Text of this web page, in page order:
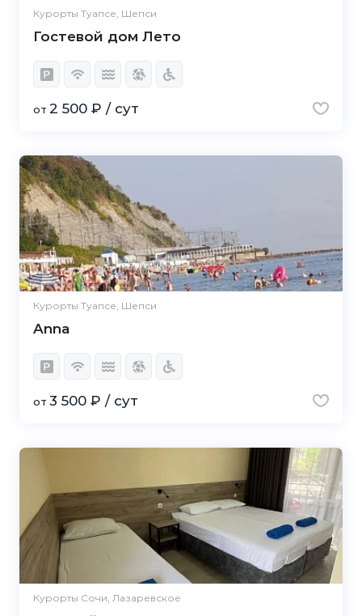
Курорты Туапсе, Шепси
Гостевой дом Лето
от 2 500 ₽ / сут
Курорты Туапсе, Шепси
Anna
от 3 500 ₽ / сут
Курорты Сочи, Лазаревское